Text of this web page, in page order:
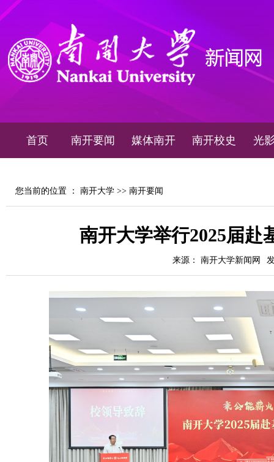
首页 南开要闻 媒体南开 南开校史 光
您当前的位置 ： 南开大学 >> 南开要闻
南开大学举行2025届赴
来源： 南开大学新闻网